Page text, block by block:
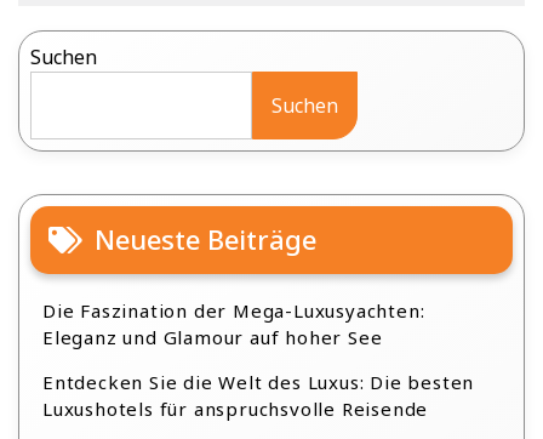
Suchen
Suchen
Neueste Beiträge
Die Faszination der Mega-Luxusyachten:
Eleganz und Glamour auf hoher See
Entdecken Sie die Welt des Luxus: Die besten
Luxushotels für anspruchsvolle Reisende